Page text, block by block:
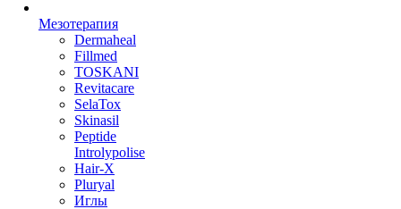
Мезотерапия
Dermaheal
Fillmed
TOSKANI
Revitacare
SelaTox
Skinasil
Peptide
Introlypolise
Hair-X
Pluryal
Иглы